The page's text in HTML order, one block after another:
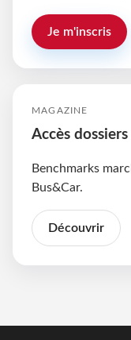
Je m'inscris
MAGAZINE
Accès dossiers
Benchmarks
Bus&Car.
Découvrir